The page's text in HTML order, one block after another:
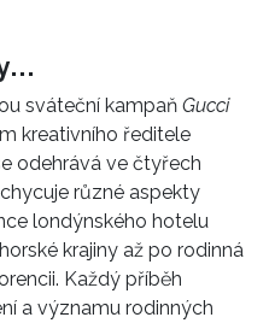
sváteční kampaň Gucci
kreativního ředitele
odehrává ve čtyřech
různé aspekty
londýnského hotelu
krajiny až po rodinná
Každý příběh
a významu rodinných